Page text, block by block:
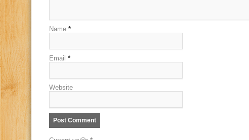
Name *
Email *
Website